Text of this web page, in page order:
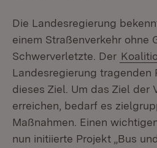
Die Landesregierung
einem Straßenverkehr ohne
Schwerverletzte. Der
Landesregierung tragenden
dieses Ziel. Um das Ziel der
erreichen, bedarf es
Maßnahmen. Einen
nun initiierte Projekt „Bus